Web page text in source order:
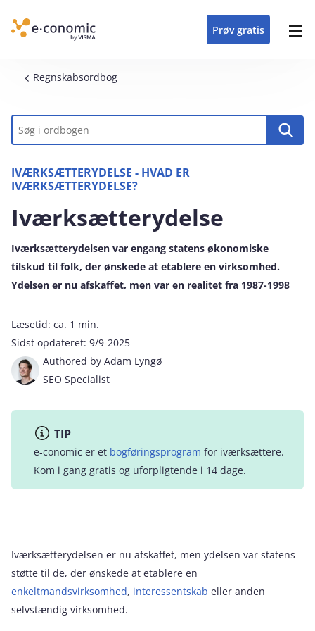
Header top menu
Prøv gratis
skræddersyet løsning
til din branche
e‑conomic
alle funktioner i
e‑conomic
e‑conomic
skræddersyede kurser
til administratorer
forhandler kan styrke
og vækste din
Brødkrumme
Regnskabsordbog
Nøgleord
IVÆRKSÆTTERYDELSE - HVAD ER
IVÆRKSÆTTERYDELSE?
Iværksætterydelse
Iværksætterydelsen var engang statens økonomiske
tilskud til folk, der ønskede at etablere en virksomhed.
Ydelsen er nu afskaffet, men var en realitet fra 1987-1998
Læsetid: ca. 1 min.
Sidst opdateret: 9/9-2025
Authored by Adam Lyngø
SEO Specialist
TIP
e‑conomic er et bogføringsprogram for iværksættere.
Kom i gang gratis og uforpligtende i 14 dage.
Iværksætterydelsen er nu afskaffet, men ydelsen var statens
støtte til de, der ønskede at etablere en
enkeltmandsvirksomhed, interessentskab eller anden
selvstændig virksomhed.